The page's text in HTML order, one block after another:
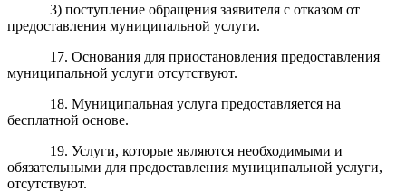
3) поступление обращения заявителя с отказом от
предоставления муниципальной услуги.
17. Основания для приостановления предоставления
муниципальной услуги отсутствуют.
18. Муниципальная услуга предоставляется на
бесплатной основе.
19. Услуги, которые являются необходимыми и
обязательными для предоставления муниципальной услуги,
отсутствуют.